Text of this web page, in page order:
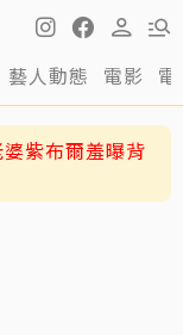
藝人動態 電影
紫布爾羞曝背